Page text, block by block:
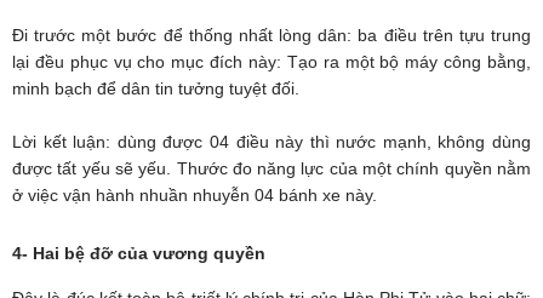
Đi trước một bước để thống nhất lòng dân: ba điều trên tựu trung
lại đều phục vụ cho mục đích này: Tạo ra một bộ máy công bằng,
minh bạch để dân tin tưởng tuyệt đối.
Lời kết luận: dùng được 04 điều này thì nước mạnh, không dùng
được tất yếu sẽ yếu. Thước đo năng lực của một chính quyền nằm
ở việc vận hành nhuần nhuyễn 04 bánh xe này.
4- Hai bệ đỡ của vương quyền